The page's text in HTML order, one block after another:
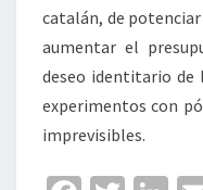
catalán, de
aumentar el
deseo identitario de
experimentos con
imprevisibles.